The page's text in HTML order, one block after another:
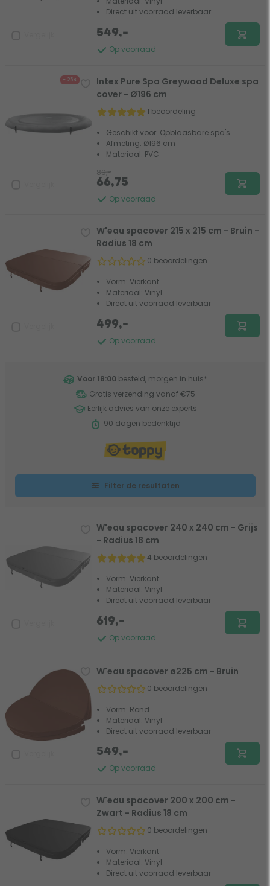
Direct uit voorraad leverbaar
Op voorraad
549,-
- 25%
Intex Pure Spa Greywood Deluxe spa
cover - Ø196 cm
1 beoordeling
Geschikt voor: Opblaasbare spa's
Afmeting: Ø196 cm
Materiaal: PVC
Op voorraad
89,-
66,75
W'eau spacover 215 x 215 cm - Bruin -
Radius 18 cm
0 beoordelingen
Vorm: Vierkant
Materiaal: Vinyl
Direct uit voorraad leverbaar
Op voorraad
499,-
Voor 18:00 besteld, morgen in huis*
Gratis verzending vanaf €75
Eerlijk advies van onze experts
90 dagen bedenktijd
Filter de resultaten
W'eau spacover 240 x 240 cm - Grijs
- Radius 18 cm
4 beoordelingen
Vorm: Vierkant
Materiaal: Vinyl
Direct uit voorraad leverbaar
Op voorraad
619,-
W'eau spacover ø225 cm - Bruin
0 beoordelingen
Vorm: Rond
Materiaal: Vinyl
Direct uit voorraad leverbaar
Op voorraad
549,-
W'eau spacover 200 x 200 cm -
Zwart - Radius 18 cm
0 beoordelingen
Vorm: Vierkant
Materiaal: Vinyl
Direct uit voorraad leverbaar